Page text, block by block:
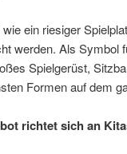
ein riesiger
werden. Als Symbol
Spielgerüst,
Formen auf dem
richtet sich an